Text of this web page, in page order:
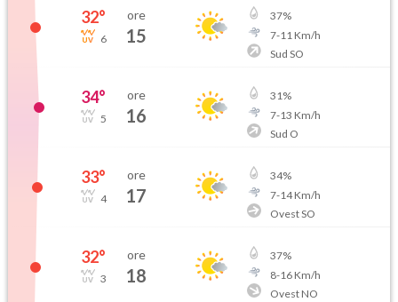
32°
6
ore
15
37%
7-11 Km/h
Sud SO
34°
5
ore
16
31%
7-13 Km/h
Sud O
33°
4
ore
17
34%
7-14Km/h
Ovest SO
32°
3
ore
18
37%
8-16Km/h
Ovest NO